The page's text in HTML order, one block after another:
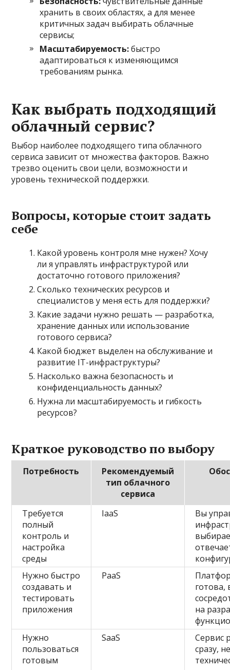
хранить в своих областях, а для менее
критичных задач выбирать облачные
сервисы;
Масштабируемость:быстро
адаптироваться к изменяющимся
требованиям рынка.
Как выбрать подходящий
облачный сервис?
Выбор наиболее подходящего типа облачного
сервиса зависит от множества факторов. Важно
трезво оценить свои цели, возможности и
уровень технической поддержки.
Вопросы, которые стоит задать
себе
Какой уровень контроля мне нужен? Хочу
ли я управлять инфраструктурой или
достаточно готового приложения?
Сколько технических ресурсов и
специалистов у меня есть для поддержки?
Какие задачи нужно решать — разработка,
хранение данных или использование
готового сервиса?
Какой бюджет выделен на обслуживание и
развитие IT-инфраструктуры?
Насколько важна безопасность и
конфиденциальность данных?
Нужна ли масштабируемость и гибкость
ресурсов?
Краткое руководство по выбору
Потребность
Рекомендуемый
тип облачного
сервиса
Требуется
полный
контроль и
настройка
среды
IaaS
Вы
Нужно быстро
создавать и
тестировать
приложения
PaaS
готова,
на
Нужно
пользоваться
готовым
SaaS
Сервис
сразу,